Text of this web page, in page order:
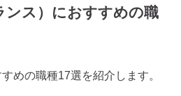
ンス）におすすめの職
めの職種17選を紹介します。